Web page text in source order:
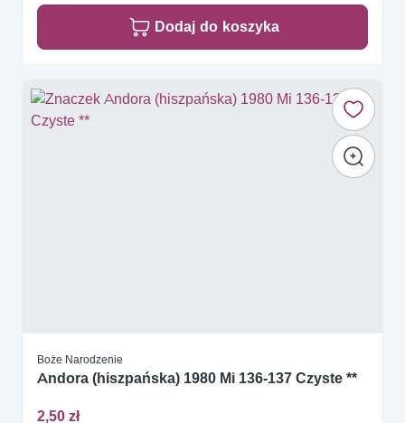
Dodaj do koszyka
Boże Narodzenie
Andora (hiszpańska) 1980 Mi 136-137 Czyste **
2,50 zł